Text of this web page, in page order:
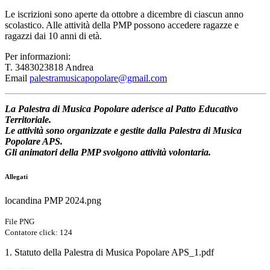
Le iscrizioni sono aperte da ottobre a dicembre di ciascun anno
scolastico. Alle attività della PMP possono accedere ragazze e
ragazzi dai 10 anni di età.
Per informazioni:
T. 3483023818 Andrea
Email palestramusicapopolare@gmail.com
La Palestra di Musica Popolare aderisce al Patto Educativo
Territoriale.
Le attività sono organizzate e gestite dalla Palestra di Musica
Popolare APS.
Gli animatori della PMP svolgono attività volontaria.
Allegati
locandina PMP 2024.png
File PNG
Contatore click: 124
1. Statuto della Palestra di Musica Popolare APS_1.pdf